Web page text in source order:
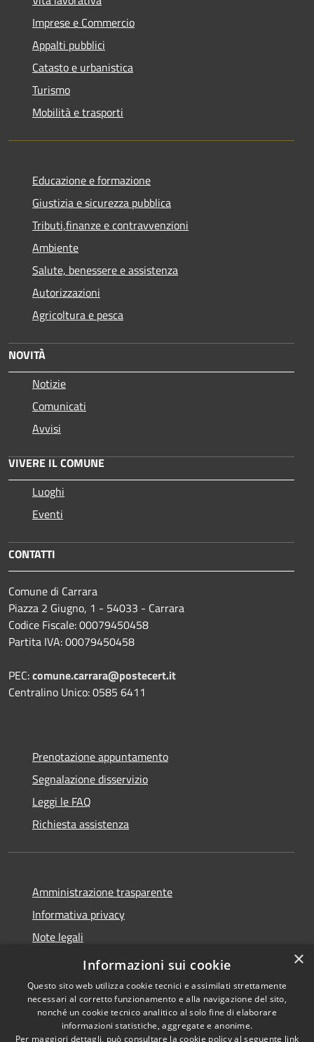
Imprese e Commercio
Appalti pubblici
Catasto e urbanistica
Turismo
Mobilità e trasporti
Educazione e formazione
Giustizia e sicurezza pubblica
Tributi,finanze e contravvenzioni
Ambiente
Salute, benessere e assistenza
Autorizzazioni
Agricoltura e pesca
NOVITÀ
Notizie
Comunicati
Avvisi
VIVERE IL COMUNE
Luoghi
Eventi
CONTATTI
Comune di Carrara
Piazza 2 Giugno, 1 - 54033 - Carrara
Codice Fiscale: 00079450458
Partita IVA: 00079450458
PEC:comune.carrara@postecert.it
Centralino Unico: 0585 6411
Prenotazione appuntamento
Segnalazione disservizio
Leggi le FAQ
Richiesta assistenza
Amministrazione trasparente
Informativa privacy
Note legali
Dichiarazione di accessibilità
Copyright © 2026 • Comune di
×
Informazioni sui cookie
Questo sito web utilizza cookie tecnici e assimilati strettamente
necessari al corretto funzionamento e alla navigazione del sito,
nonché un cookie tecnico analitico al solo fine di elaborare
informazioni statistiche, aggregate e anonime.
Per maggiori dettagli, può consultare la cookie policy al seguente link